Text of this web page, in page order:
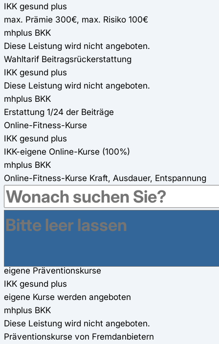
IKK gesund plus
max. Prämie 300€, max. Risiko 100€
mhplus BKK
Diese Leistung wird nicht angeboten.
Wahltarif Beitragsrückerstattung
IKK gesund plus
Diese Leistung wird nicht angeboten.
mhplus BKK
Erstattung 1/24 der Beiträge
Online-Fitness-Kurse
IKK gesund plus
IKK-eigene Online-Kurse (100%)
mhplus BKK
Online-Fitness-Kurse Kraft, Ausdauer, Entspannung
und Rückenfitness (100%)
Gesundheitsreisen
IKK gesund plus
Zuschüsse zu Gesundheitsreisen gibt es
eigene Präventionskurse
IKK gesund plus
eigene Kurse werden angeboten
mhplus BKK
Diese Leistung wird nicht angeboten.
Präventionskurse von Fremdanbietern